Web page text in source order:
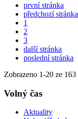
první stránka
předchozí stránka
1
2
3
další stránka
poslední stránka
Zobrazeno 1-20 ze 163
Volný čas
Aktuality